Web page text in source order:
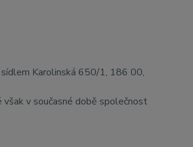
Karolinská 650/1, 186 00,
v současné době společnost